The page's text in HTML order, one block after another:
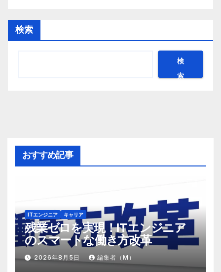
検索
検
索
おすすめ記事
ITエンジニア キャリア
残業ゼロを実現！ITエンジニア
のスマートな働き方改革
2026年8月5日 編集者（M）